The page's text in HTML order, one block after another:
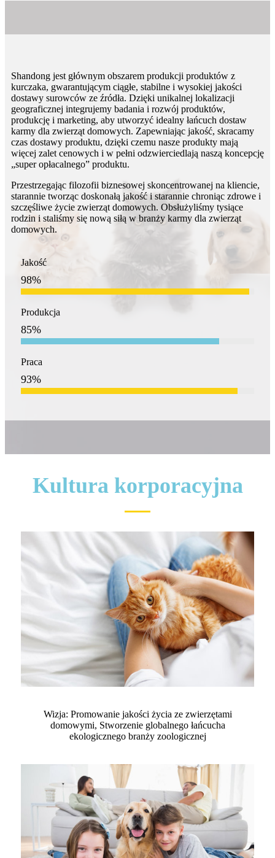
Shandong jest głównym obszarem produkcji produktów z
kurczaka, gwarantującym ciągłe, stabilne i wysokiej jakości
dostawy surowców ze źródła. Dzięki unikalnej lokalizacji
geograficznej integrujemy badania i rozwój produktów,
produkcję i marketing, aby utworzyć idealny łańcuch dostaw
karmy dla zwierząt domowych. Zapewniając jakość, skracamy
czas dostawy produktu, dzięki czemu nasze produkty mają
więcej zalet cenowych i w pełni odzwierciedlają naszą koncepcję
„super opłacalnego” produktu.
Przestrzegając filozofii biznesowej skoncentrowanej na kliencie,
starannie tworząc doskonałą jakość i starannie chroniąc zdrowe i
szczęśliwe życie zwierząt domowych. Obsłużyliśmy tysiące
rodzin i staliśmy się nową siłą w branży karmy dla zwierząt
domowych.
Jakość
98%
Produkcja
85%
Praca
93%
Kultura korporacyjna
Wizja: Promowanie jakości życia ze zwierzętami
domowymi, Stworzenie globalnego łańcucha
ekologicznego branży zoologicznej